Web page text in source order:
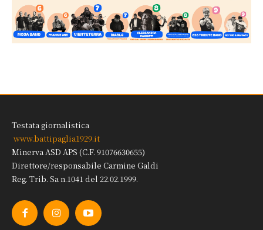
Testata giornalistica
www.battipaglia1929.it
Minerva ASD APS (C.F. 91076630655)
Direttore/responsabile Carmine Galdi
Reg. Trib. Sa n.1041 del 22.02.1999.